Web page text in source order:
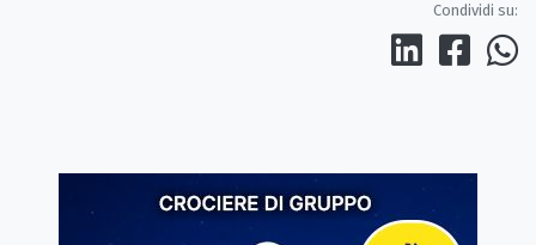
Condividi su: